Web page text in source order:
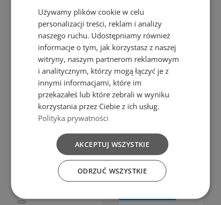
Add to Compare
Add to cart
Bąble
SMART
BUTTER
DISH BLACK
zł59.00
Add to cart
Add to Compare
Add to cart
Bąble
BOWL 6L PP
BLACK
COLOR
Add to cart
Add to Compare
Używamy plików cookie w celu
personalizacji treści, reklam i analizy
naszego ruchu. Udostępniamy również
informacje o tym, jak korzystasz z naszej
witryny, naszym partnerom reklamowym
i analitycznym, którzy mogą łączyć je z
innymi informacjami, które im
przekazałeś lub które zebrali w wyniku
korzystania przez Ciebie z ich usług.
Polityka prywatności
AKCEPTUJ WSZYSTKIE
ODRZUĆ WSZYSTKIE